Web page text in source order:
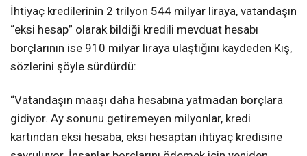
İhtiyaç kredilerinin 2 trilyon 544 milyar liraya, vatandaşın
“eksi hesap” olarak bildiği kredili mevduat hesabı
borçlarının ise 910 milyar liraya ulaştığını kaydeden Kış,
sözlerini şöyle sürdürdü:
“Vatandaşın maaşı daha hesabına yatmadan borçlara
gidiyor. Ay sonunu getiremeyen milyonlar, kredi
kartından eksi hesaba, eksi hesaptan ihtiyaç kredisine